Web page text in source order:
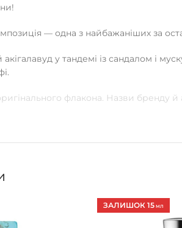
— одна з найбажаніших за
у тандемі із сандалом і
флакона. Назви бренду й
ЗАЛИШОК 15МЛ